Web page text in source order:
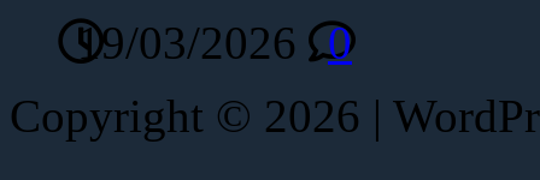
19/03/2026
0
Copyright © 2026 |